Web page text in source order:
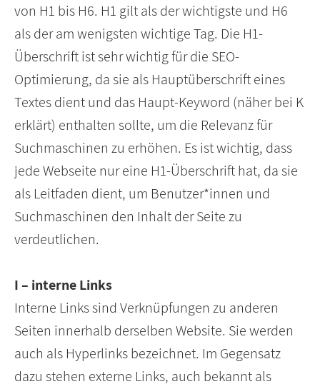
von H1 bis H6. H1 gilt als der wichtigste und H6
als der am wenigsten wichtige Tag. Die H1-
Überschrift ist sehr wichtig für die SEO-
Optimierung, da sie als Hauptüberschrift eines
Textes dient und das Haupt-Keyword (näher bei K
erklärt) enthalten sollte, um die Relevanz für
Suchmaschinen zu erhöhen. Es ist wichtig, dass
jede Webseite nur eine H1-Überschrift hat, da sie
als Leitfaden dient, um Benutzer*innen und
Suchmaschinen den Inhalt der Seite zu
verdeutlichen.
I – interne Links
Interne Links sind Verknüpfungen zu anderen
Seiten innerhalb derselben Website. Sie werden
auch als Hyperlinks bezeichnet. Im Gegensatz
dazu stehen externe Links, auch bekannt als